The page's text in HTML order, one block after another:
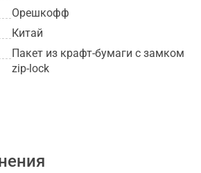
Орешкофф
Китай
Пакет из крафт-бумаги с замком
zip-lock